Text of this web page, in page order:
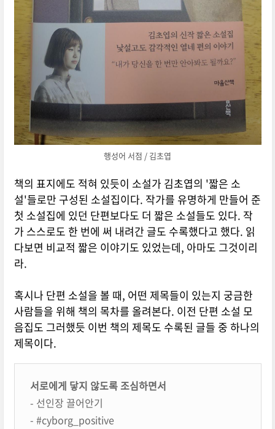
행성어 서점 / 김초엽
책의 표지에도 적혀 있듯이 소설가 김초엽의 '짧은 소
설'들로만 구성된 소설집이다. 작가를 유명하게 만들어 준
첫 소설집에 있던 단편보다도 더 짧은 소설들도 있다. 작
가 스스로도 한 번에 써 내려간 글도 수록했다고 했다. 읽
다보면 비교적 짧은 이야기도 있었는데, 아마도 그것이리
라.
혹시나 단편 소설을 볼 때, 어떤 제목들이 있는지 궁금한
사람들을 위해 책의 목차를 올려본다. 이전 단편 소설 모
음집도 그러했듯 이번 책의 제목도 수록된 글들 중 하나의
제목이다.
서로에게 닿지 않도록 조심하면서
- 선인장 끌어안기
- #cyborg_positive